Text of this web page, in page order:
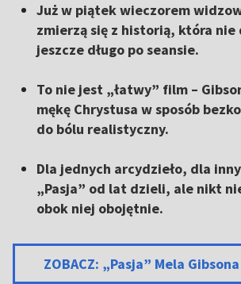
Już w piątek wieczorem
zmierzą się z historią, która nie
jeszcze długo po seansie.
To nie jest „łatwy” film –
mękę Chrystusa w sposób
do bólu realistyczny.
Dla jednych arcydzieło, dla
„Pasja” od lat dzieli, ale nikt
obok niej obojętnie.
ZOBACZ: „Pasja” Mela